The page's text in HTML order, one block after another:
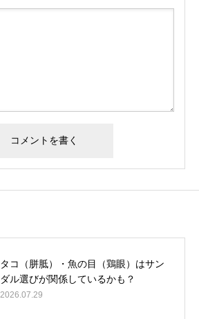
タコ（胼胝）・魚の目（鶏眼）はサン
ダル選びが関係しているかも？
2026.07.29